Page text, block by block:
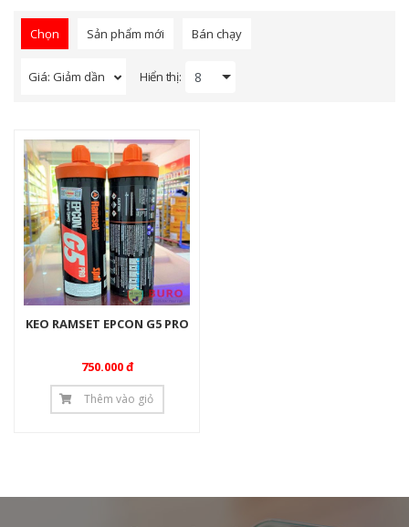
sản phẩm của công ty chuyên về Máy Móc và vật tư sử dụng
trong công cuộc thi công và Chống Thấm và xây dựng cho mọi
công trình. Trải qua hơn 5 năm phát triển, Công Ty luôn lấy
Chọn Sản phẩm mới Bán chạy
Giá: Giảm dần Hiển thị:
KEO RAMSET EPCON G5 PRO
750.000 đ
Thêm vào giỏ